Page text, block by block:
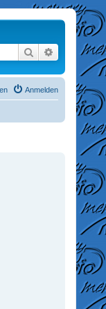
Suche Erweiterte
Anmelden